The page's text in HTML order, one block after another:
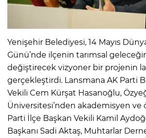
Yenişehir Belediyesi, 14 Mayıs
Günü’nde ilçenin tarımsal
değiştirecek vizyoner bir projenin
gerçekleştirdi. Lansmana AK Parti
Vekili Cem Kürşat Hasanoğlu,
Üniversitesi’nden akademisyen ve
Parti İlçe Başkan Vekili Kamil
Başkanı Sadi Aktaş, Muhtarlar